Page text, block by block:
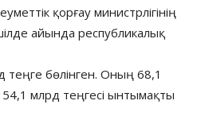
қорғау министрлігінің
айында республикалық
теңге бөлінген. Оның 68,1
млрд теңгесі ынтымақты